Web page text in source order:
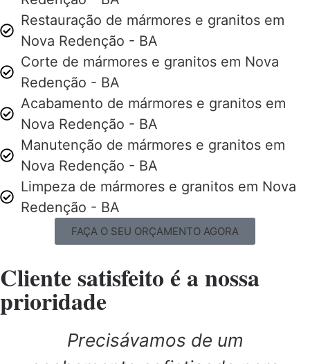
Restauração de mármores e granitos em
Nova Redenção - BA
Corte de mármores e granitos em Nova
Redenção - BA
Acabamento de mármores e granitos em
Nova Redenção - BA
Manutenção de mármores e granitos em
Nova Redenção - BA
Limpeza de mármores e granitos em Nova
Redenção - BA
FAÇA O SEU ORÇAMENTO AGORA
Cliente satisfeito é a nossa
prioridade
Precisávamos de um